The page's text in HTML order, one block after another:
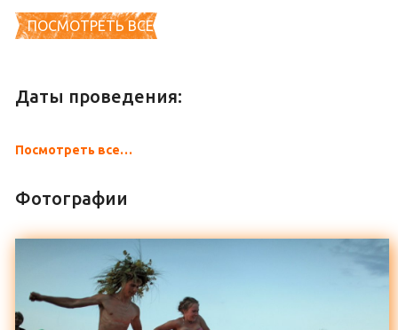
ПОСМОТРЕТЬ ВСЕ
Даты проведения:
Посмотреть все…
Фотографии